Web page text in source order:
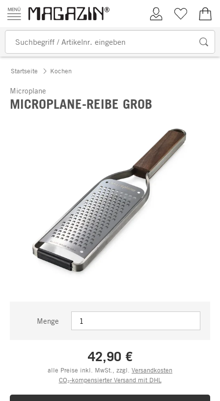
Zum Inhalt springen
Kundenkonto
Merkliste
Startseite Kochen
Microplane
MICROPLANE-REIBE GROB
Menge
42,90 €
alle Preise inkl. MwSt., zzgl. Versandkosten
CO₂-kompensierter Versand mit DHL